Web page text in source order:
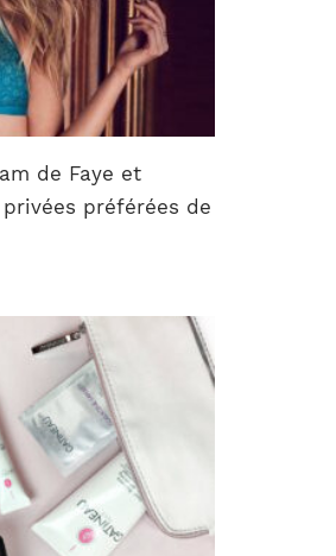
de Faye et
préférées de